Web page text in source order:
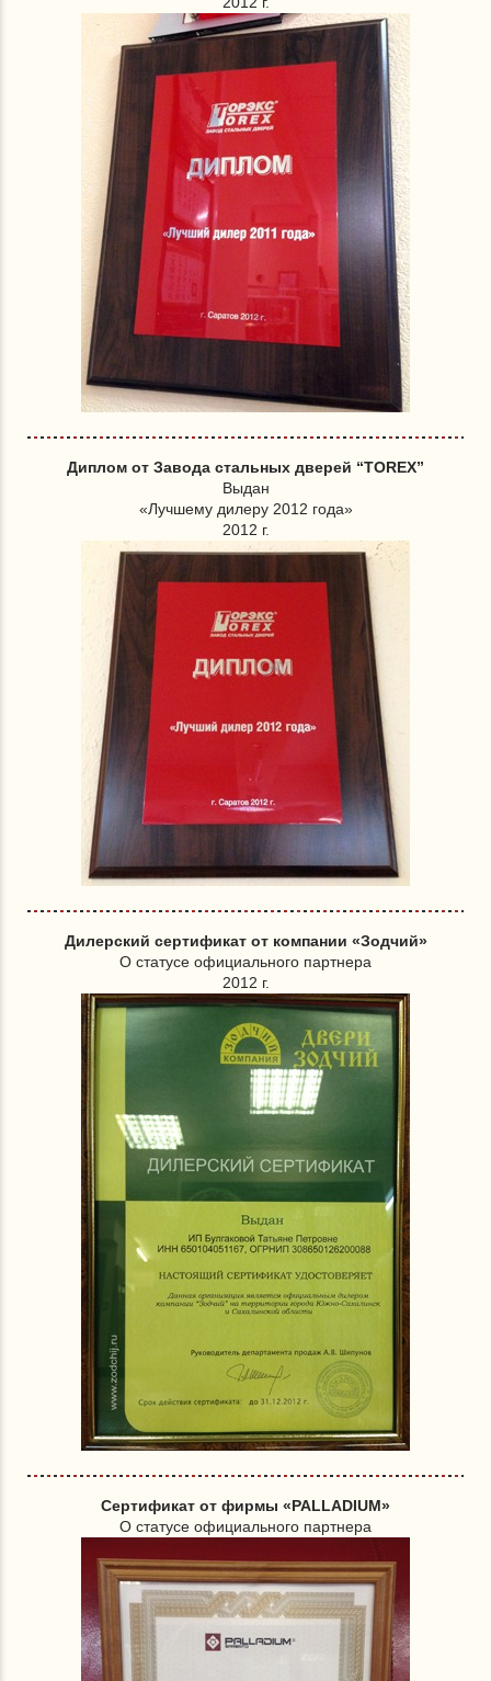
Диплом от Завода стальных дверей “TOREX”
Выдан
«Лучшему дилеру 2012 года»
2012 г.
Дилерский сертификат от компании «Зодчий»
О статусе официального партнера
2012 г.
Сертификат от фирмы «PALLADIUM»
О статусе официального партнера